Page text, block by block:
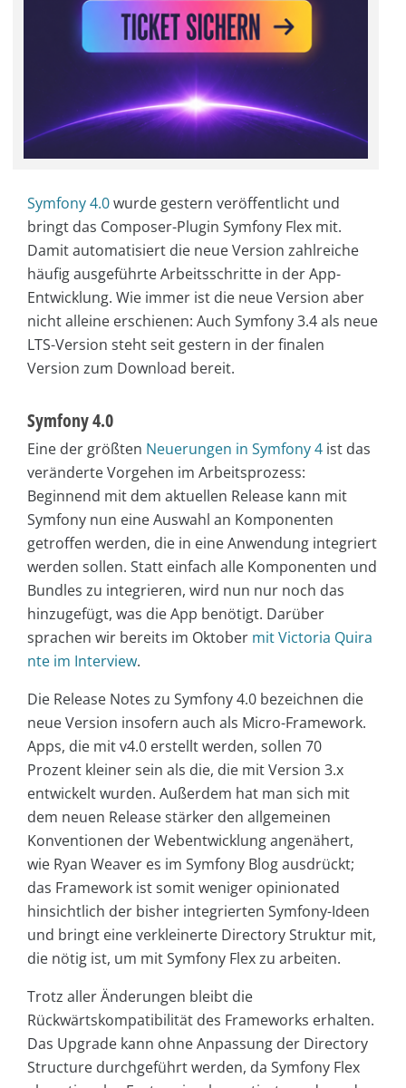
Symfony 4.0wurde gestern veröffentlicht und
bringt das Composer-Plugin Symfony Flex mit.
Damit automatisiert die neue Version zahlreiche
häufig ausgeführte Arbeitsschritte in der App-
Entwicklung. Wie immer ist die neue Version aber
nicht alleine erschienen: Auch Symfony 3.4 als neue
LTS-Version steht seit gestern in der finalen
Version zum Download bereit.
Symfony 4.0
Eine der größten Neuerungen in Symfony 4 ist das
veränderte Vorgehen im Arbeitsprozess:
Beginnend mit dem aktuellen Release kann mit
Symfony nun eine Auswahl an Komponenten
getroffen werden, die in eine Anwendung integriert
werden sollen. Statt einfach alle Komponenten und
Bundles zu integrieren, wird nun nur noch das
hinzugefügt, was die App benötigt. Darüber
sprachen wir bereits im Oktober mit Victoria Quira
nte im Interview.
Die Release Notes zu Symfony 4.0 bezeichnen die
neue Version insofern auch als Micro-Framework.
Apps, die mit v4.0 erstellt werden, sollen 70
Prozent kleiner sein als die, die mit Version 3.x
entwickelt wurden. Außerdem hat man sich mit
dem neuen Release stärker den allgemeinen
Konventionen der Webentwicklung angenähert,
wie Ryan Weaver es im Symfony Blog ausdrückt;
das Framework ist somit weniger opinionated
hinsichtlich der bisher integrierten Symfony-Ideen
und bringt eine verkleinerte Directory Struktur mit,
die nötig ist, um mit Symfony Flex zu arbeiten.
Trotz aller Änderungen bleibt die
Rückwärtskompatibilität des Frameworks erhalten.
Das Upgrade kann ohne Anpassung der Directory
Structure durchgeführt werden, da Symfony Flex